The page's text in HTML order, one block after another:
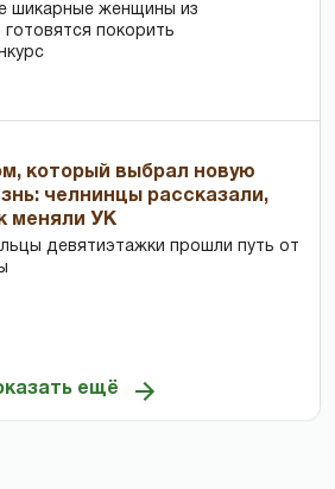
шикарные женщины из
покорить
который выбрал новую
челнинцы рассказали,
меняли УК
девятиэтажки прошли путь от
ещё